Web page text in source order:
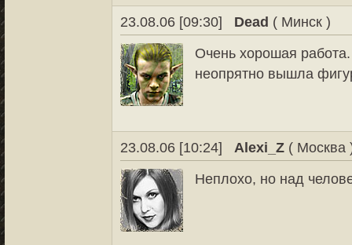
23.08.06 [09:30] Dead ( Минск )
Очень хорошая
неопрятно вышла
23.08.06 [10:24] Alexi_Z ( Москва
Неплохо, но над